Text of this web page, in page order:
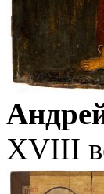
XVIII